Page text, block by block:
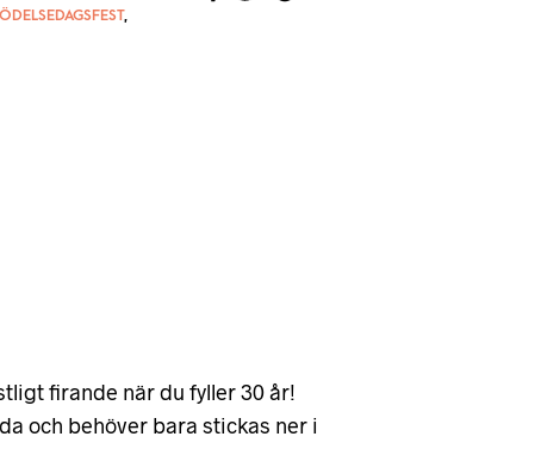
,
firande när du fyller 30 år!
och behöver bara stickas ner i